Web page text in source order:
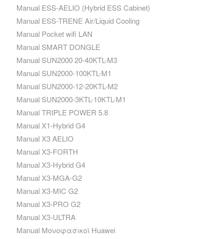
Manual ESS-AELIO (Hybrid ESS Cabinet)
Manual ESS-TRENE Air/Liquid Cooling
Manual Pocket wifi LAN
Manual SMART DONGLE
Manual SUN2000 20-40KTL-M3
Manual SUN2000-100KTL-M1
Manual SUN2000-12-20KTL-M2
Manual SUN2000-3KTL-10KTL-M1
Manual TRIPLE POWER 5.8
Manual X1-Hybrid G4
Manual X3 AELIO
Manual X3-FORTH
Manual X3-Hybrid G4
Manual X3-MGA-G2
Manual X3-MIC G2
Manual X3-PRO G2
Manual X3-ULTRA
Manual Μονοφασικοί Huawei